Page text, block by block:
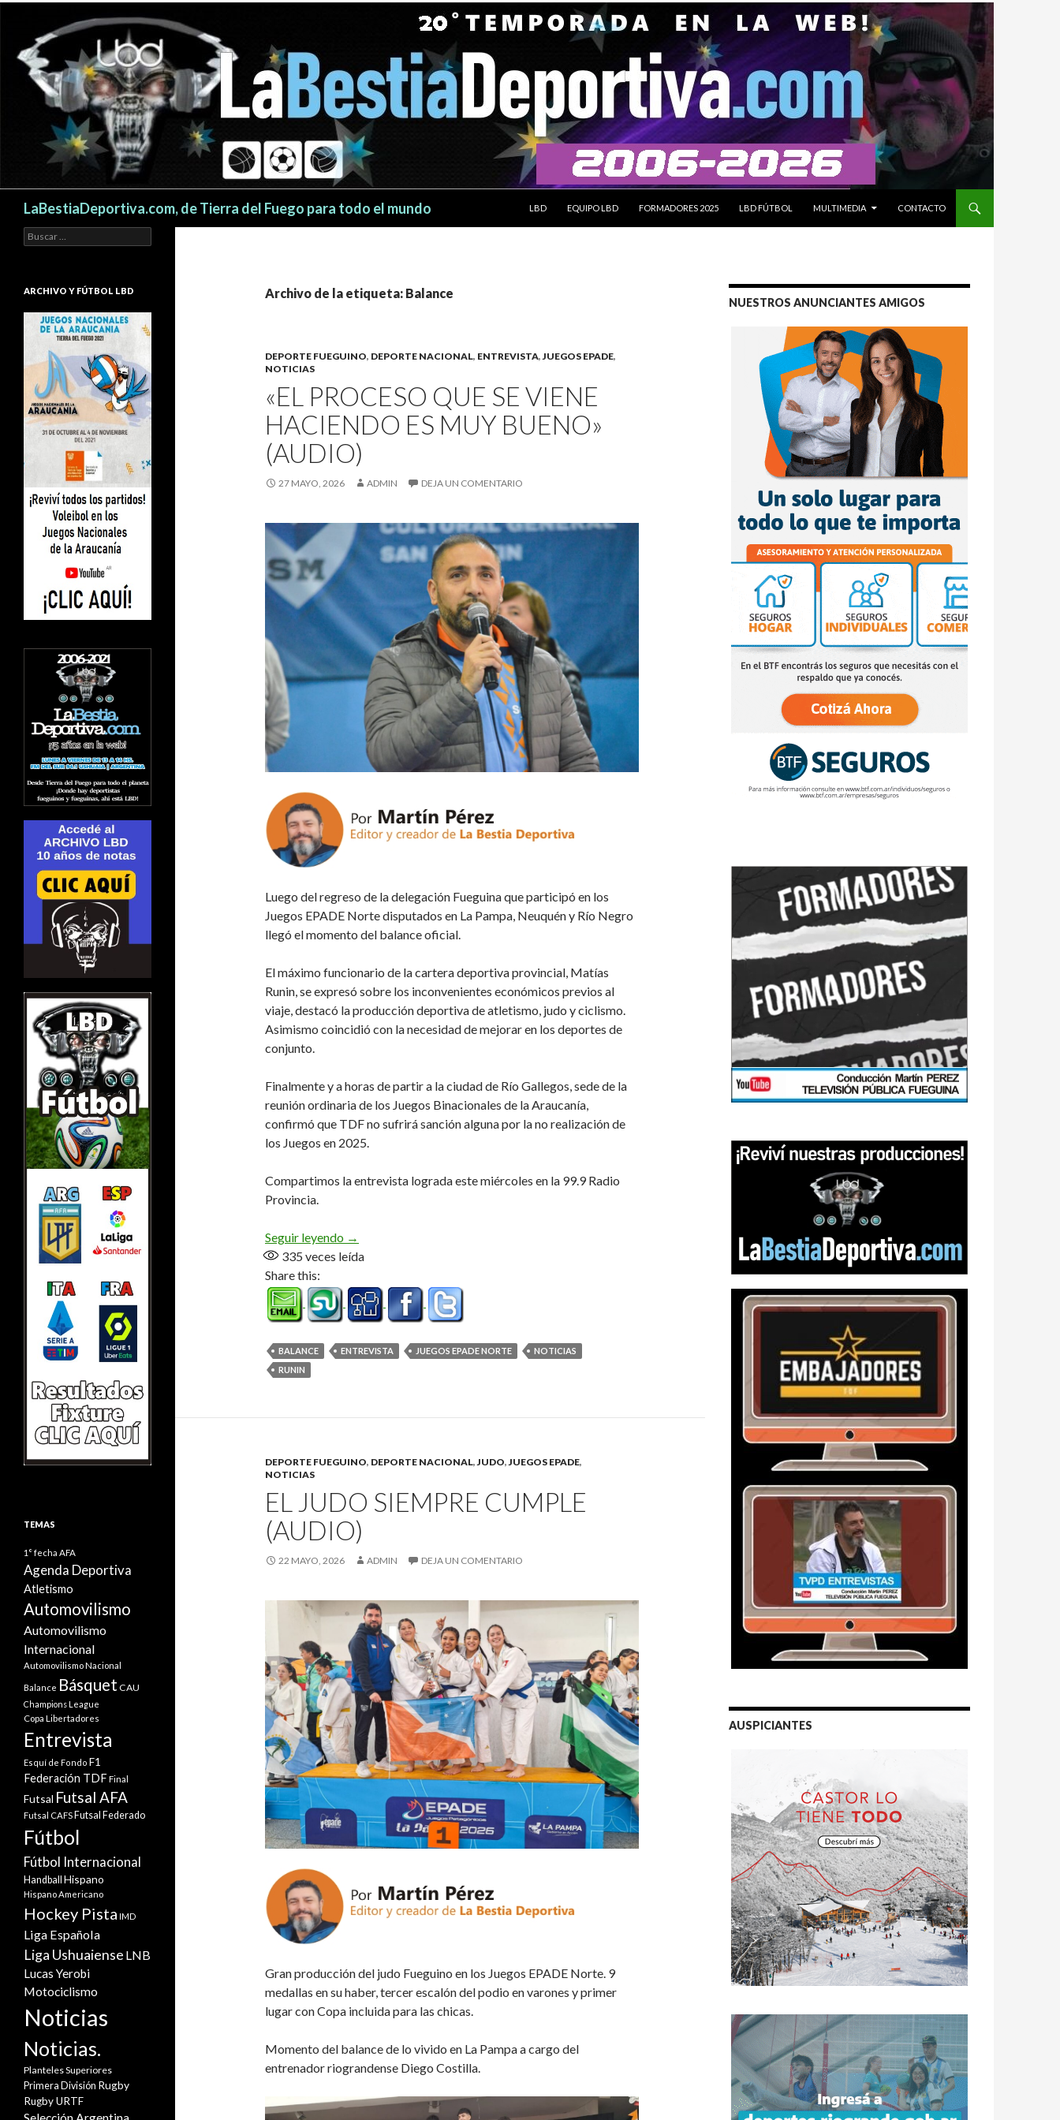
LaBestiaDeportiva.com, de Tierra del Fuego para todo el mundo
LBD
EQUIPO LBD FORMADORES 2025 LBD FÚTBOL MULTIMEDIA CONTACTO
Archivo de la etiqueta: Balance
DEPORTE FUEGUINO, DEPORTE NACIONAL, ENTREVISTA,JUEGOS EPADE,
NOTICIAS
«EL PROCESO QUE SE VIENE
HACIENDO ES MUY BUENO»
(AUDIO)
27 MAYO, 2026 ADMIN DEJA UN COMENTARIO
Luego del regreso de la delegación Fueguina que participó en los
Juegos EPADE Norte disputados en La Pampa, Neuquén y Río Negro
llegó el momento del balance oficial.
El máximo funcionario de la cartera deportiva provincial, Matías
Runin, se expresó sobre los inconvenientes económicos previos al
viaje, destacó la producción deportiva de atletismo, judo y ciclismo.
Asimismo coincidió con la necesidad de mejorar en los deportes de
conjunto.
Finalmente y a horas de partir a la ciudad de Río Gallegos, sede de la
reunión ordinaria de los Juegos Binacionales de la Araucanía,
confirmó que TDF no sufrirá sanción alguna por la no realización de
los Juegos en 2025.
Compartimos la entrevista lograda este miércoles en la 99.9 Radio
Provincia.
Seguir leyendo «El proceso que se viene haciendo es muy bueno» (Audio)
→
335 veces leída
Share this:
BALANCE ENTREVISTA JUEGOS EPADE NORTE
NOTICIAS
RUNIN
DEPORTE FUEGUINO, DEPORTE NACIONAL, JUDO, JUEGOS EPADE,
NOTICIAS
EL JUDO SIEMPRE CUMPLE
(AUDIO)
22 MAYO, 2026 ADMIN DEJA UN COMENTARIO
Gran producción del judo Fueguino en los Juegos EPADE Norte. 9
medallas en su haber, tercer escalón del podio en varones y primer
lugar con Copa incluida para las chicas.
Momento del balance de lo vivido en La Pampa a cargo del
entrenador riograndense Diego Costilla.
NUESTROS ANUNCIANTES AMIGOS
AUSPICIANTES
Buscar:
ARCHIVO Y FÚTBOL LBD
TEMAS
1° fecha AFA
Agenda Deportiva
Atletismo
Automovilismo
Automovilismo
Internacional
Automovilismo Nacional
Balance Básquet CAU
Champions League
Copa Libertadores
Entrevista
Esquí de Fondo F1
Federación TDF Final
Futsal Futsal AFA
Futsal CAFS Futsal Federado
Fútbol
Fútbol Internacional
Handball Hispano
Hispano Americano
Hockey Pista IMD
Liga Española
Liga Ushuaiense LNB
Lucas Yerobi
Motociclismo
Noticias
Noticias.
Planteles Superiores
Primera División Rugby
Rugby URTF